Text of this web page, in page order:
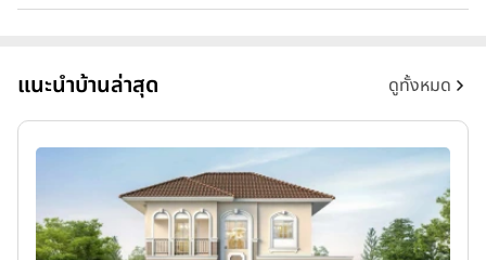
แนะนำบ้านล่าสุด ดูทั้งหมด